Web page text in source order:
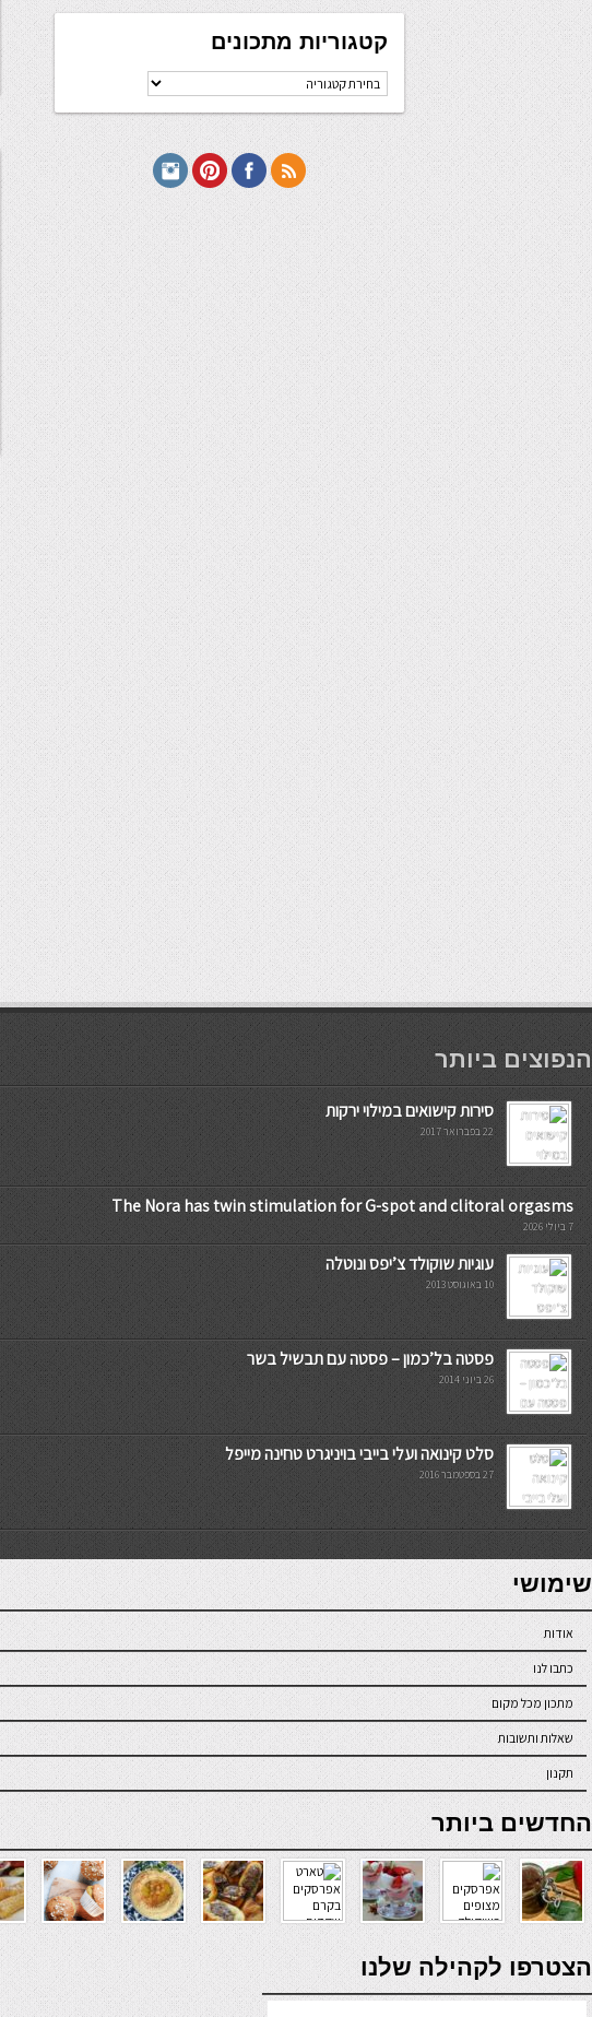
קטגוריות מתכונים
קטגוריות
מתכונים
мостбет кг
הנפוצים ביותר
סירות קישואים במילוי ירקות
22 בפברואר 2017
The Nora has twin stimulation for G-spot and clitoral orgasms
7 ביולי 2026
עוגיות שוקולד צ’יפס ונוטלה
10 באוגוסט 2013
פסטה בל’כמון – פסטה עם תבשיל בשר
26 ביוני 2014
סלט קינואה ועלי בייבי בויניגרט טחינה מייפל
27 בספטמבר 2016
7slots
seriöse online casinos österreich
שימושי
אודות
כתבו לנו
מתכון מכל מקום
שאלות ותשובות
תקנון
online casino
החדשים ביותר
verde casino
הצטרפו לקהילה שלנו